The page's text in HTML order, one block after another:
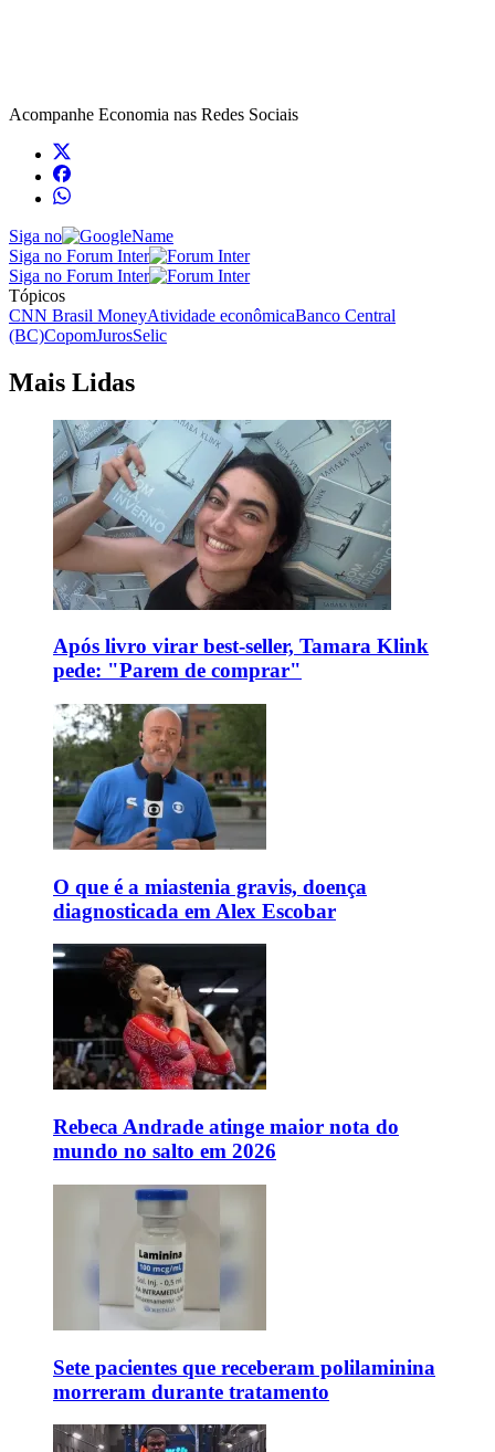
Acompanhe Economia nas Redes Sociais
Siga no
Siga no Forum Inter
Siga no Forum Inter
Tópicos
CNN Brasil MoneyAtividade econômicaBanco Central
(BC)CopomJurosSelic
Mais Lidas
Após livro virar best-seller, Tamara Klink
pede: "Parem de comprar"
O que é a miastenia gravis, doença
diagnosticada em Alex Escobar
Rebeca Andrade atinge maior nota do
mundo no salto em 2026
Sete pacientes que receberam polilaminina
morreram durante tratamento